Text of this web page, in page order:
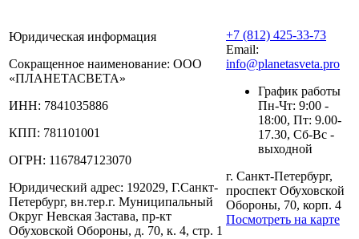
Юридическая информация
Сокращенное наименование: ООО
«ПЛАНЕТАСВЕТА»
ИНН: 7841035886
КПП: 781101001
ОГРН: 1167847123070
Юридический адрес: 192029, Г.Санкт-
Петербург, вн.тер.г. Муниципальный
Округ Невская Застава, пр-кт
Обуховской Обороны, д. 70, к. 4, стр. 1
+7 (812) 425-33-73
Email:
info@planetasveta.pro
График работы
Пн-Чт: 9:00 -
18:00, Пт: 9.00-
17.30, Сб-Вс -
выходной
г. Санкт-Петербург,
проспект Обуховской
Обороны, 70, корп. 4
Посмотреть на карте